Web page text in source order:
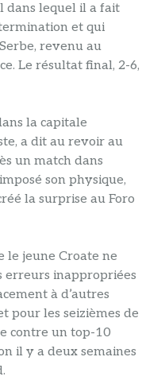
dans lequel il a fait
et qui
revenu au
Le résultat final, 2-6,
la capitale
a dit au revoir au
un match dans
son physique,
la surprise au Foro
le jeune Croate ne
erreurs inappropriées
à d’autres
pour les seizièmes de
contre un top-10
il y a deux semaines